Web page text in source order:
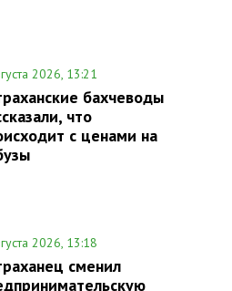
2026, 13:21
бахчеводы
что
с ценами на
2026, 13:18
сменил